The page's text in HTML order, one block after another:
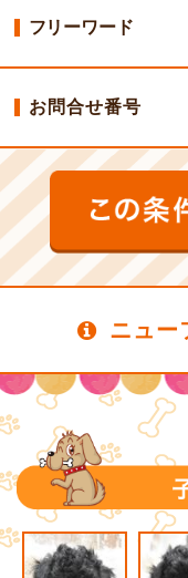
フリーワード
お問合せ番号
ニュー